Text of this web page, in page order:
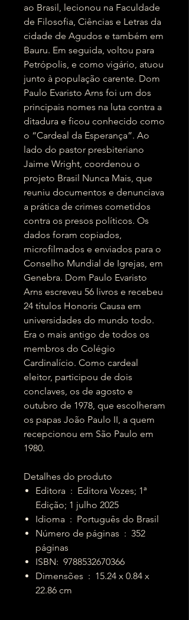
ao Brasil, lecionou na Faculdade
de Filosofia, Ciências e Letras da
cidade de Agudos e também em
Bauru. Em seguida, voltou para
Petrópolis, e como vigário, atuou
junto à população carente. Dom
Paulo Evaristo Arns foi um dos
principais nomes na luta contra a
ditadura e ficou conhecido como
o “Cardeal da Esperança”. Ao
lado do pastor presbiteriano
Jaime Wright, coordenou o
projeto Brasil Nunca Mais, que
reuniu documentos e denunciava
a prática de crimes cometidos
contra os presos políticos. Os
dados foram copiados,
microfilmados e enviados para o
Conselho Mundial de Igrejas, em
Genebra. Dom Paulo Evaristo
Arns escreveu 56 livros e recebeu
24 títulos Honoris Causa em
universidades do mundo todo.
Era o mais antigo de todos os
membros do Colégio
Cardinalício. Como cardeal
eleitor, participou de dois
conclaves, os de agosto e
outubro de 1978, que escolheram
os papas João Paulo II, a quem
recepcionou em São Paulo em
1980.
Detalhes do produto
Editora ‏ : ‎ Editora Vozes; 1ª
Edição; 1 julho 2025
Idioma ‏ : ‎ Português do Brasil
Número de páginas ‏ : ‎ 352
páginas
ISBN: ‎ 9788532670366
Dimensões ‏ : ‎ 15.24 x 0.84 x
22.86 cm